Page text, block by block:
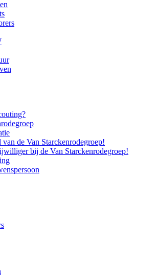
de Van Starckenrodegroep!
bij de Van Starckenrodegroep!